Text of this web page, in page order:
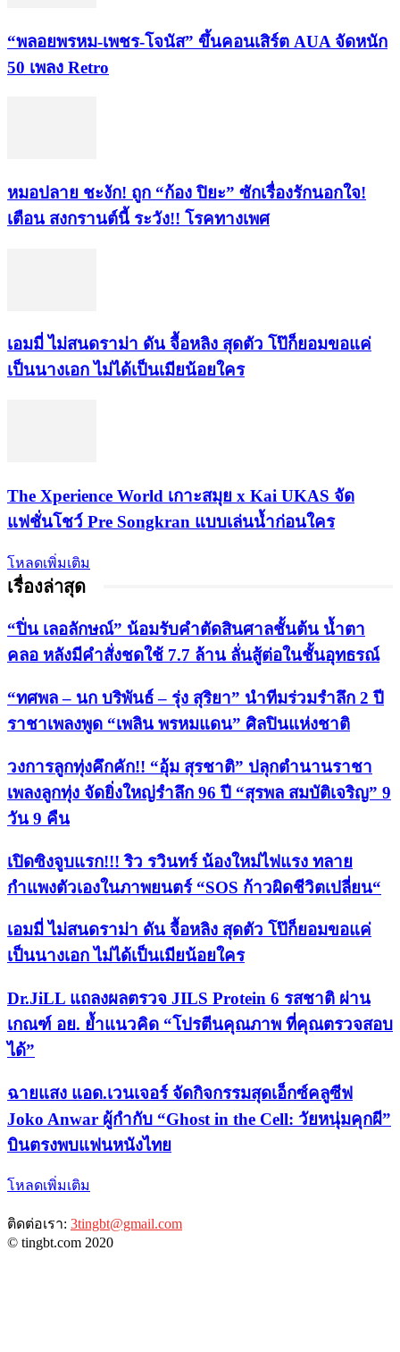
“พลอยพรหม-เพชร-โจนัส” ขึ้นคอนเสิร์ต AUA จัดหนัก
50 เพลง Retro
หมอปลาย ชะงัก! ถูก “ก้อง ปิยะ” ซักเรื่องรักนอกใจ!
เตือน สงกรานต์นี้ ระวัง!! โรคทางเพศ
เอมมี่ ไม่สนดราม่า ดัน จื้อหลิง สุดตัว โป๊ก็ยอมขอแค่
เป็นนางเอก ไม่ได้เป็นเมียน้อยใคร
​The Xperience World เกาะสมุย x Kai UKAS จัด
แฟชั่นโชว์ Pre Songkran แบบเล่นน้ำก่อนใคร
โหลดเพิ่มเติม
เรื่องล่าสุด
“ปิ่น เลอลักษณ์” น้อมรับคำตัดสินศาลชั้นต้น น้ำตา
คลอ หลังมีคำสั่งชดใช้ 7.7 ล้าน ลั่นสู้ต่อในชั้นอุทธรณ์
“ทศพล – นก บริพันธ์ – รุ่ง สุริยา” นำทีมร่วมรำลึก 2 ปี
ราชาเพลงพูด “เพลิน พรหมแดน” ศิลปินแห่งชาติ
วงการลูกทุ่งคึกคัก!! “อุ้ม สุรชาติ” ปลุกตำนานราชา
เพลงลูกทุ่ง จัดยิ่งใหญ่รำลึก 96 ปี “สุรพล สมบัติเจริญ” 9
วัน 9 คืน
เปิดซิงจูบแรก!!! ริว รวินทร์ น้องใหม่ไฟแรง ทลาย
กำแพงตัวเองในภาพยนตร์ “SOS ก้าวผิดชีวิตเปลี่ยน“
เอมมี่ ไม่สนดราม่า ดัน จื้อหลิง สุดตัว โป๊ก็ยอมขอแค่
เป็นนางเอก ไม่ได้เป็นเมียน้อยใคร
Dr.JiLL แถลงผลตรวจ JILS Protein 6 รสชาติ ผ่าน
เกณฑ์ อย. ย้ำแนวคิด “โปรตีนคุณภาพ ที่คุณตรวจสอบ
ได้”
ฉายแสง แอด.เวนเจอร์ จัดกิจกรรมสุดเอ็กซ์คลูซีฟ
Joko Anwar ผู้กำกับ “Ghost in the Cell: วัยหนุ่มคุกผี”
บินตรงพบแฟนหนังไทย
โหลดเพิ่มเติม
ติดต่อเรา: 3tingbt@gmail.com
© tingbt.com 2020